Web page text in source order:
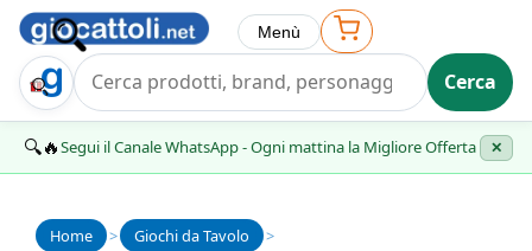
Trova Regalo Cerca
Menù
🔍🔥Segui il Canale WhatsApp - Ogni mattina la Migliore Offerta ✕
Home > Giochi da Tavolo
>